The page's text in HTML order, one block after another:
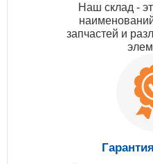
Наш склад -
запчастей и